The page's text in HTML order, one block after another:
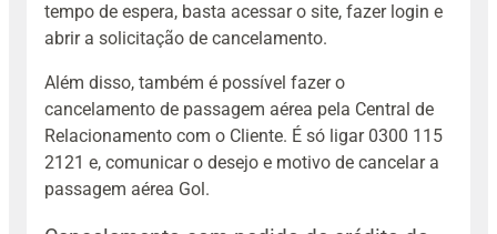
tempo de espera, basta acessar o site, fazer login e
abrir a solicitação de cancelamento.
Além disso, também é possível fazer o
cancelamento de passagem aérea pela Central de
Relacionamento com o Cliente. É só ligar 0300 115
2121 e, comunicar o desejo e motivo de cancelar a
passagem aérea Gol.